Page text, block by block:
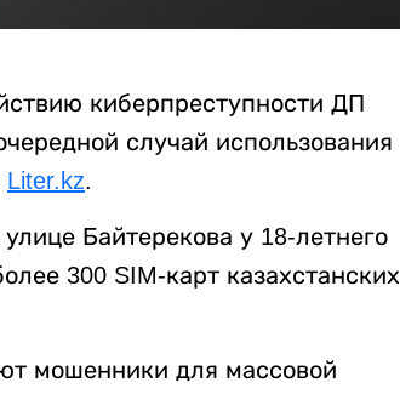
киберпреступности ДП
случай использования
Liter.kz.
Байтерекова у 18-летнего
300 SIM-карт казахстанских
мошенники для массовой